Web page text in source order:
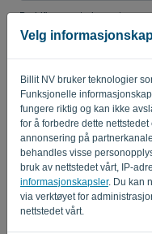
Velg
Billit NV bruker teknologier
Funksjonelle
fungere riktig og kan ikke
for å forbedre dette
annonsering på
behandles visse
bruk av nettstedet vårt, IP-
informasjonskapsler. Du kan
via verktøyet for
nettstedet vårt.
Bedrifts e-postadresse*
Passord
Ja, du kan sende meg